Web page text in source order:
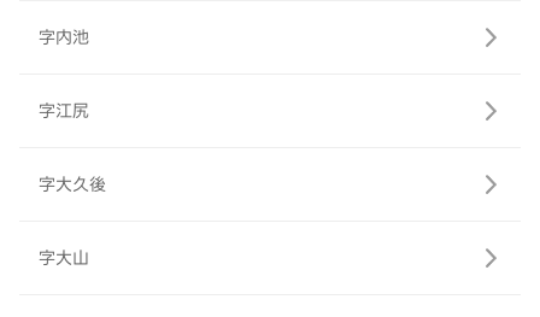
字内池
字江尻
字大久後
字大山